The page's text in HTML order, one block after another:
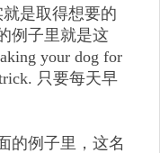
是取得想要的
例子里就是这
your dog for
只要每天早
的例子里，这名